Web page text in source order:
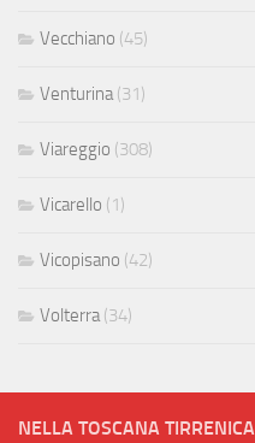
Vecchiano (45)
Venturina (31)
Viareggio (308)
Vicarello (1)
Vicopisano (42)
Volterra (34)
NELLA TOSCANA TIRRENICA